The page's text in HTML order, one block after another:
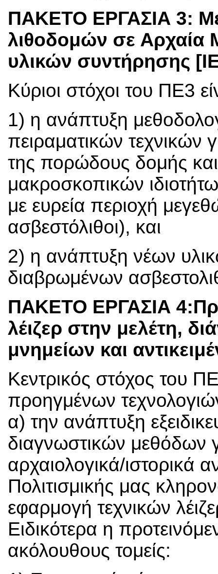
ΠΑΚΕΤΟ ΕΡΓΑΣΙΑ 3:
λιθοδομών σε Αρχαία
υλικών συντήρησης
Κύριοι στόχοι του ΠΕ3
1) η ανάπτυξη
πειραματικών τεχνικών
της πορώδους δομής
μακροσκοπικών
με ευρεία περιοχή
ασβεστόλιθοι), και
2) η ανάπτυξη νέων
διαβρωμένων
ΠΑΚΕΤΟ ΕΡΓΑΣΙΑ
λέιζερ στην μελέτη,
μνημείων και
Κεντρικός στόχος του
προηγμένων
α) την ανάπτυξη
διαγνωστικών μεθόδων
αρχαιολογικά/ιστορικά
Πολιτισμικής μας
εφαρμογή τεχνικών
Ειδικότερα η
ακόλουθους τομείς: